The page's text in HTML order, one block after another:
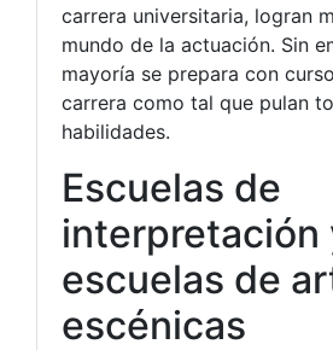
carrera universitaria, logran
mundo de la actuación. Sin
mayoría se prepara con
carrera como tal que pulan
habilidades.
Escuelas de
interpretación
escuelas de
escénicas